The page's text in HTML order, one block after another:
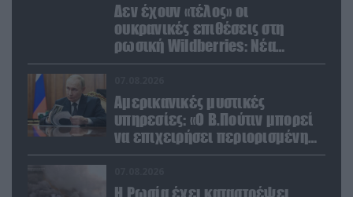
Δεν έχουν «τέλος» οι
ουκρανικές επιθέσεις στη
ρωσική Wildberries: Νέα
πλήγματα σε εγκαταστάσεις στα
Αμερικανικές μυστικές
υπηρεσίες: «Ο Β.Πούτιν μπορεί
να επιχειρήσει περιορισμένη
στρατιωτική επιχείρηση στην
Η Ρωσία έχει καταστρέψει